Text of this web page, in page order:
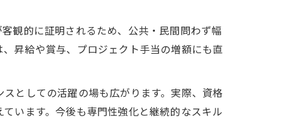
観的に証明されるため、公共・民間問わず幅
昇給や賞与、プロジェクト手当の増額にも直
としての活躍の場も広がります。実際、資格
います。今後も専門性強化と継続的なスキル